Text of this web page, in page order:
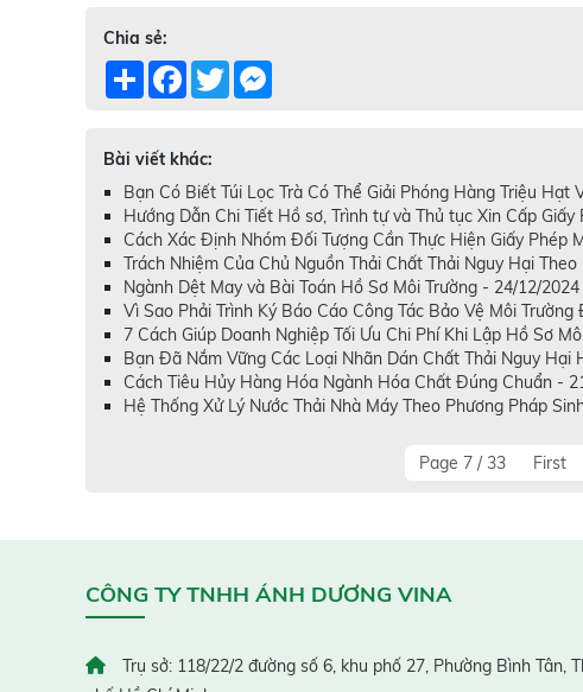
Chia sẻ:
Share Facebook
Twitter
Bài viết khác:
Bạn Có Biết Túi Lọc Trà Có Thể Giải Phóng Hàng Triệu Hạt
Hướng Dẫn Chi Tiết Hồ sơ, Trình tự và Thủ tục Xin Cấp
Cách Xác Định Nhóm Đối Tượng Cần Thực Hiện Giấy Phép
Trách Nhiệm Của Chủ Nguồn Thải Chất Thải Nguy Hại
Ngành Dệt May và Bài Toán Hồ Sơ Môi Trường - 24/12/2024
Vì Sao Phải Trình Ký Báo Cáo Công Tác Bảo Vệ Môi
7 Cách Giúp Doanh Nghiệp Tối Ưu Chi Phí Khi Lập Hồ Sơ
Bạn Đã Nắm Vững Các Loại Nhãn Dán Chất Thải Nguy Hại
Cách Tiêu Hủy Hàng Hóa Ngành Hóa Chất Đúng Chuẩn -
Hệ Thống Xử Lý Nước Thải Nhà Máy Theo Phương Pháp
Page 7 / 33 First
CÔNG TY TNHH ÁNH DƯƠNG VINA
Trụ sở: 118/22/2 đường số 6, khu phố 27, Phường Bình Tân,